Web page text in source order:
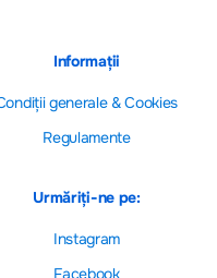
Informații
generale & Cookies
Regulamente
Urmăriți-ne pe:
Instagram
Facebook